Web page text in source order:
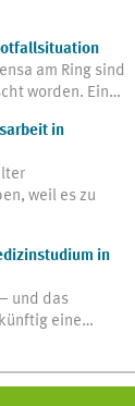
am Ring sind
worden. Ein…
in
weil es zu
in
und das
eine…